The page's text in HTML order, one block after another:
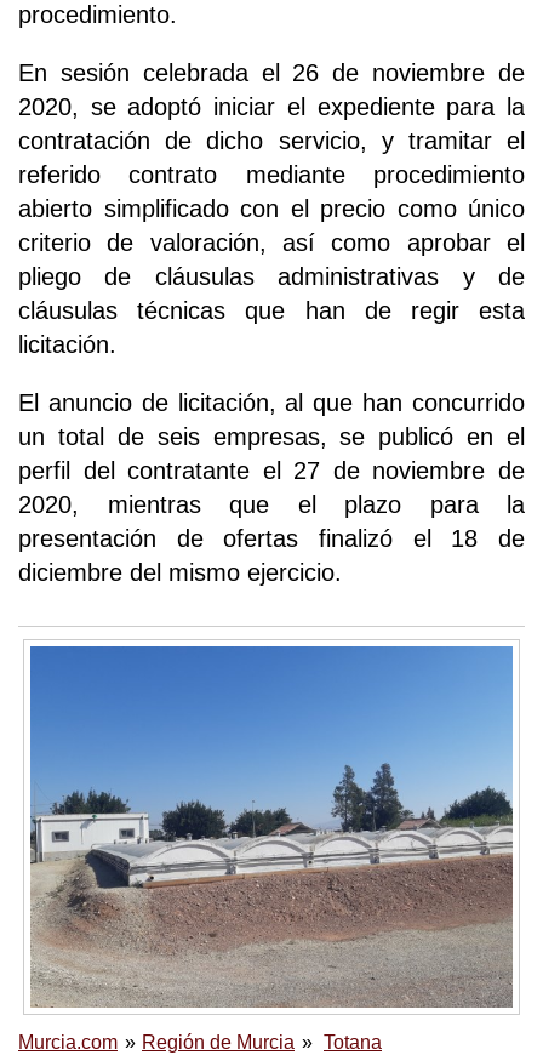
procedimiento.
En sesión celebrada el 26 de noviembre de
2020, se adoptó iniciar el expediente para la
contratación de dicho servicio, y tramitar el
referido contrato mediante procedimiento
abierto simplificado con el precio como único
criterio de valoración, así como aprobar el
pliego de cláusulas administrativas y de
cláusulas técnicas que han de regir esta
licitación.
El anuncio de licitación, al que han concurrido
un total de seis empresas, se publicó en el
perfil del contratante el 27 de noviembre de
2020, mientras que el plazo para la
presentación de ofertas finalizó el 18 de
diciembre del mismo ejercicio.
Murcia.com Región de Murcia Totana